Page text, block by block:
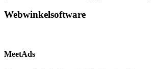
Webwinkelsoftware
MeetAds